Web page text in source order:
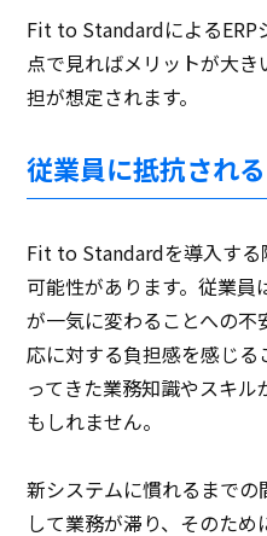
Fit to StandardによるERP
点で見ればメリットが大
担が想定されます。
従業員に抵抗され
Fit to Standardを導入する
可能性があります。従業
が一気に変わることへの
応に対する負担感を感じ
ってきた業務知識やスキ
もしれません。
新システムに慣れるまで
して業務が滞り、そのた